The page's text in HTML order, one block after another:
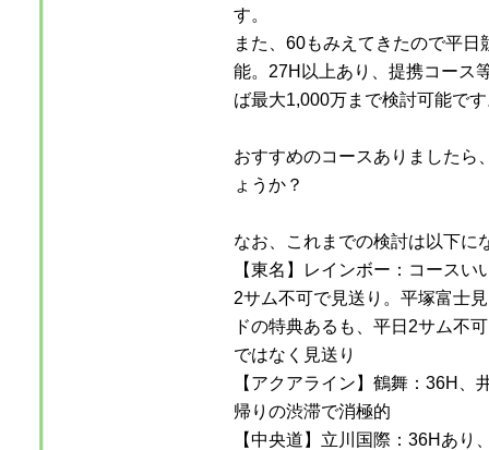
す。
また、60もみえてきたので平
能。27H以上あり、提携コース
ば最大1,000万まで検討可能で
おすすめのコースありましたら
ょうか？
なお、これまでの検討は以下に
【東名】レインボー：コース
2サム不可で見送り。平塚富士
ドの特典あるも、平日2サム不
ではなく見送り
【アクアライン】鶴舞：36H、
帰りの渋滞で消極的
【中央道】立川国際：36Hあり